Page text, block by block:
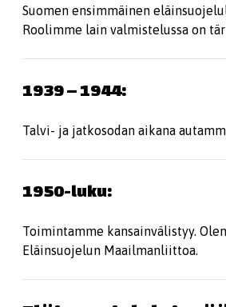
Suomen ensimmäinen
Roolimme lain valmistelussa on
1939 – 1944:
Talvi- ja jatkosodan aikana
1950-luku:
Toimintamme kansainvälistyy.
Eläinsuojelun Maailmanliittoa.